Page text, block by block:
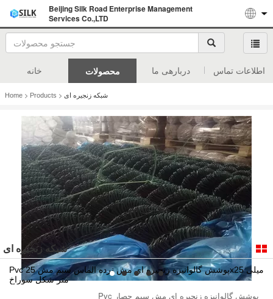
Beijing Silk Road Enterprise Management
Services Co.,LTD
خانه محصولات دربارهی ما اطلاعات تماس
Home > Products > شبکه زنجیره ای
شبکه زنجیره ای
Pvc پوشش گالوانیزه زنجیره ای مش نرده الماس سیم مش 25x25 میلی
متر شکل سوراخ
Pvc پوشش گالوانیزه زنجیره ای مش سیم حصار